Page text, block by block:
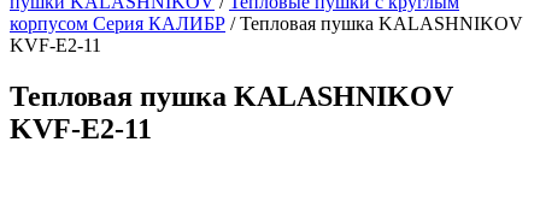
корпусом Серия КАЛИБР /Тепловая пушка KALASHNIKOV
KVF-E2-11
Тепловая пушка KALASHNIKOV
KVF-E2-11